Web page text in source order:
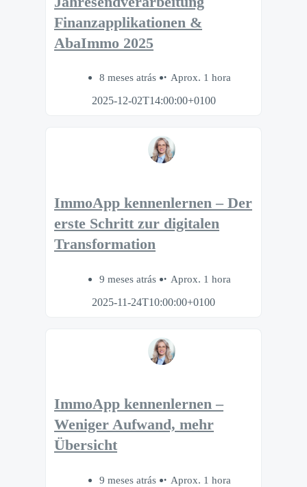
Finanzapplikationen &
AbaImmo 2025
8 meses atrás
Aprox. 1 hora
2025-12-02T14:00:00+0100
ImmoApp kennenlernen – Der
erste Schritt zur digitalen
Transformation
9 meses atrás
Aprox. 1 hora
2025-11-24T10:00:00+0100
ImmoApp kennenlernen –
Weniger Aufwand, mehr
Übersicht
9 meses atrás
Aprox. 1 hora